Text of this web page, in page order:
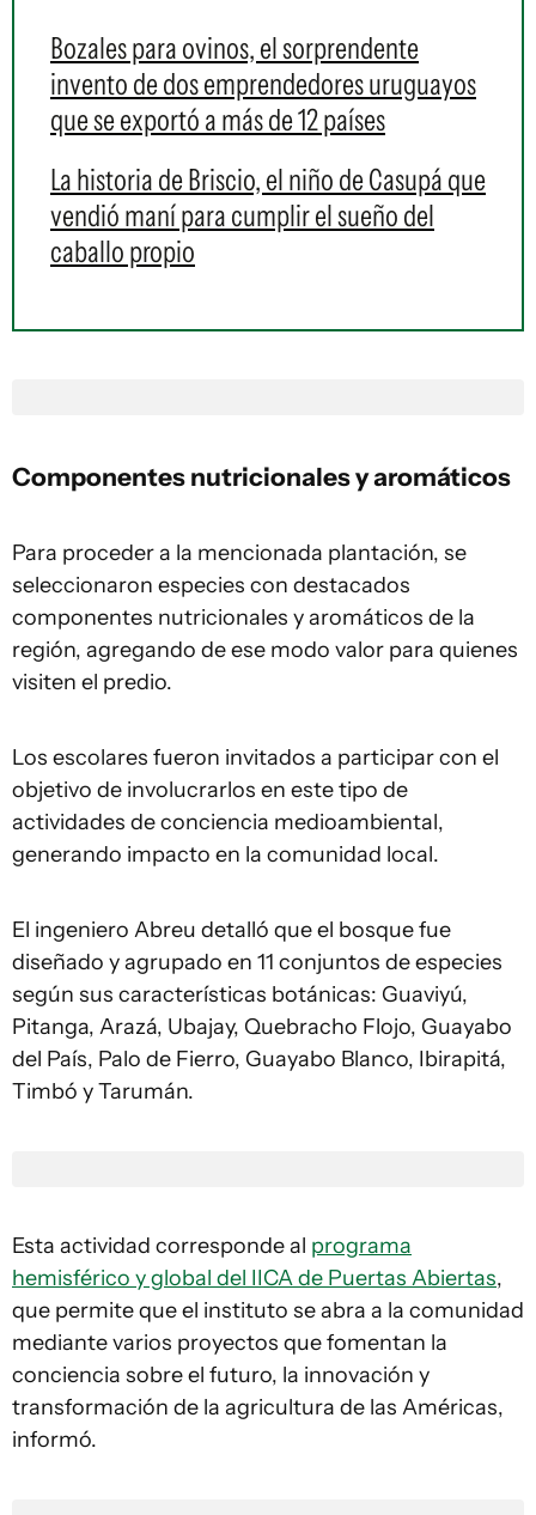
Bozales para ovinos, el sorprendente
invento de dos emprendedores uruguayos
que se exportó a más de 12 países
La historia de Briscio, el niño de Casupá que
vendió maní para cumplir el sueño del
caballo propio
Componentes nutricionales y aromáticos
Para proceder a la mencionada plantación, se
seleccionaron especies con destacados
componentes nutricionales y aromáticos de la
región, agregando de ese modo valor para quienes
visiten el predio.
Los escolares fueron invitados a participar con el
objetivo de involucrarlos en este tipo de
actividades de conciencia medioambiental,
generando impacto en la comunidad local.
El ingeniero Abreu detalló que el bosque fue
diseñado y agrupado en 11 conjuntos de especies
según sus características botánicas: Guaviyú,
Pitanga, Arazá, Ubajay, Quebracho Flojo, Guayabo
del País, Palo de Fierro, Guayabo Blanco, Ibirapitá,
Timbó y Tarumán.
Esta actividad corresponde al programa
hemisférico y global del IICA de Puertas Abiertas,
que permite que el instituto se abra a la comunidad
mediante varios proyectos que fomentan la
conciencia sobre el futuro, la innovación y
transformación de la agricultura de las Américas,
informó.